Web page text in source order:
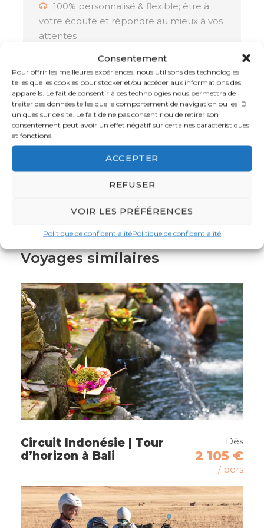
Consentement
Pour offrir les meilleures expériences, nous utilisons des technologies
telles que les cookies pour stocker et/ou accéder aux informations des
appareils. Le fait de consentir à ces technologies nous permettra de
traiter des données telles que le comportement de navigation ou les ID
uniques sur ce site. Le fait de ne pas consentir ou de retirer son
consentement peut avoir un effet négatif sur certaines caractéristiques
et fonctions.
ACCEPTER
REFUSER
VOIR LES PRÉFÉRENCES
Politique de confidentialitéPolitique de confidentialité
100% personnalisé & flexible; être à
votre écoute et répondre au mieux à vos
attentes
surprise
Sélection rigoureuse des prestations
et partenaires
Assistance locale 24/24 et 7/7
La garantie d’un voyage réussi :
l'hospitalité locale tout en explorant les
trésors naturels de l’île Maurice.
Hôtel
Le La Pirogue Hotel est un havre de paix
idéalement situé sur la plage de Flic en Flac. Ce
resort 4* vous propose une expérience
authentique mauricienne avec ses bungalows
en forme de pirogues, son architecture
exceptionnel. Que vous soyez en quête de
détente, d’aventure ou de culture, cet hôtel
saura répondre à vos attentes. Profitez de son
cadre magnifique, d’un accès direct à la plage,
services. Le La Pirogue Hotel est parfait pour
des séjours en famille, en couple ou entre amis,
avec des installations adaptées à tous les
besoins.
Les Chambres
Les chambres du La Pirogue Hotel sont un
véritable refuge de confort et de tranquillité.
Vous serez séduits par leur décor traditionnel
couleurs chaudes qui créent une atmosphère
apaisante. Chaque bungalow dispose d’un
espace spacieux, d’une terrasse privée, et de
tout le confort moderne : salle de bain privée,
air conditionné, minibar et télévision à écran
plat. Certaines chambres offrent une vue
Voyages similaires
Circuit Indonésie | Tour
d’horizon à Bali
Dès
2 105 €
/ pers